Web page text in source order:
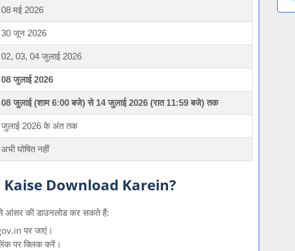
08 मई 2026
30 जून 2026
02, 03, 04 जुलाई 2026
08 जुलाई 2026
08 जुलाई (शाम 6:00 बजे) से 14 जुलाई 2026 (रात 11:59 बजे) तक
जुलाई 2026 के अंत तक
अभी घोषित नहीं
Kaise Download Karein?
से आंसर की डाउनलोड कर सकते हैं:
पर जाएं।
पर क्लिक करें।